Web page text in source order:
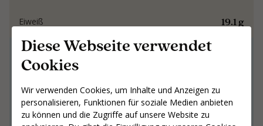
Diese Webseite verwendet
Cookies
Wir verwenden Cookies, um Inhalte und Anzeigen zu
personalisieren, Funktionen für soziale Medien anbieten
zu können und die Zugriffe auf unsere Website zu
19.1 g
Eiweiß
Gemeinsam an
Ergebnissen arbeiten,
die bleiben
Gemeinsam an Ergebnissen arbeiten,